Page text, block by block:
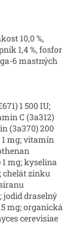
10,0 %,
1,4 %, fosfor
6 mastných
1 500 IU;
C (3a312)
(3a370) 200
1 mg; vitamín
1 mg; kyselina
chelát zinku
jodid draselný
mg; organická
cerevisiae